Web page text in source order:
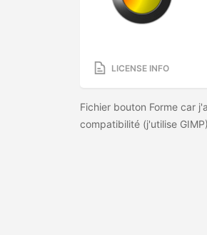
LICENSE INFO
Fichier bouton Forme car
compatibilité (j'utilise